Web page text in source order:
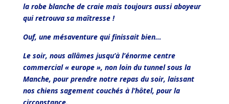
la robe blanche de craie mais toujours aussi aboyeur
qui retrouva sa maîtresse !
Ouf, une mésaventure qui finissait bien…
Le soir, nous allâmes jusqu’à l’énorme centre
commercial « europe », non loin du tunnel sous la
Manche, pour prendre notre repas du soir, laissant
nos chiens sagement couchés à l’hôtel, pour la